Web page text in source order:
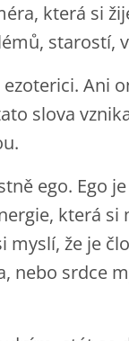
která si
starostí,
Ani
slova
ego. Ego
která
že je
nebo srdce